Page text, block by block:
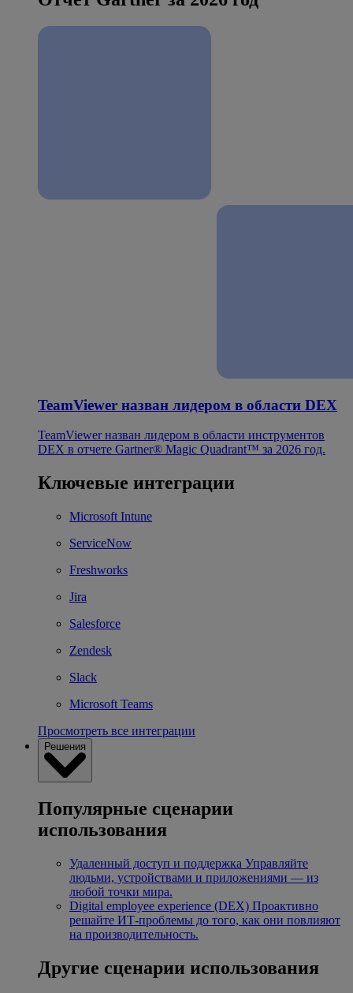
TeamViewer назван лидером в области DEX
TeamViewer назван лидером в области инструментов
DEX в отчете Gartner® Magic Quadrant™ за 2026 год.
Ключевые интеграции
Microsoft Intune
ServiceNow
Freshworks
Jira
Salesforce
Zendesk
Slack
Microsoft Teams
Просмотреть все интеграции
Решения
Популярные сценарии
использования
Удаленный доступ и поддержка Управляйте
людьми, устройствами и приложениями — из
любой точки мира.
Digital employee experience (DEX) Проактивно
решайте ИТ-проблемы до того, как они повлияют
на производительность.
Другие сценарии использования